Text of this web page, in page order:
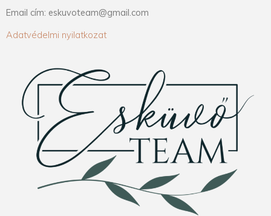
Email cím: eskuvoteam@gmail.com
Adatvédelmi nyilatkozat